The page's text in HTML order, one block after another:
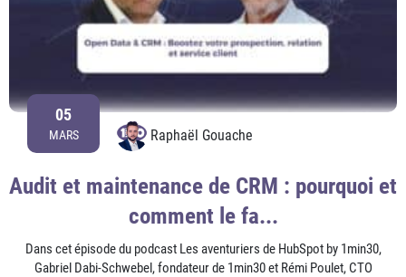
05
MARS Raphaël Gouache
Audit et maintenance de CRM : pourquoi et
comment le fa...
Dans cet épisode du podcast Les aventuriers de HubSpot by 1min30,
Gabriel Dabi-Schwebel, fondateur de 1min30 et Rémi Poulet, CTO